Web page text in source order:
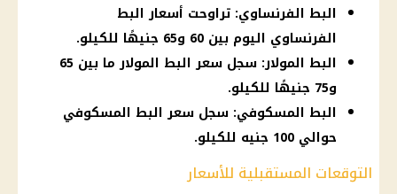
البط الفرنساوي: تراوحت أسعار البط
الفرنساوي اليوم بين 60 و65 جنيهًا للكيلو.
البط المولار: سجل سعر البط المولار ما بين 65
و75 جنيهًا للكيلو.
البط المسكوفي: سجل سعر البط المسكوفي
حوالي 100 جنيه للكيلو.
التوقعات المستقبلية للأسعار